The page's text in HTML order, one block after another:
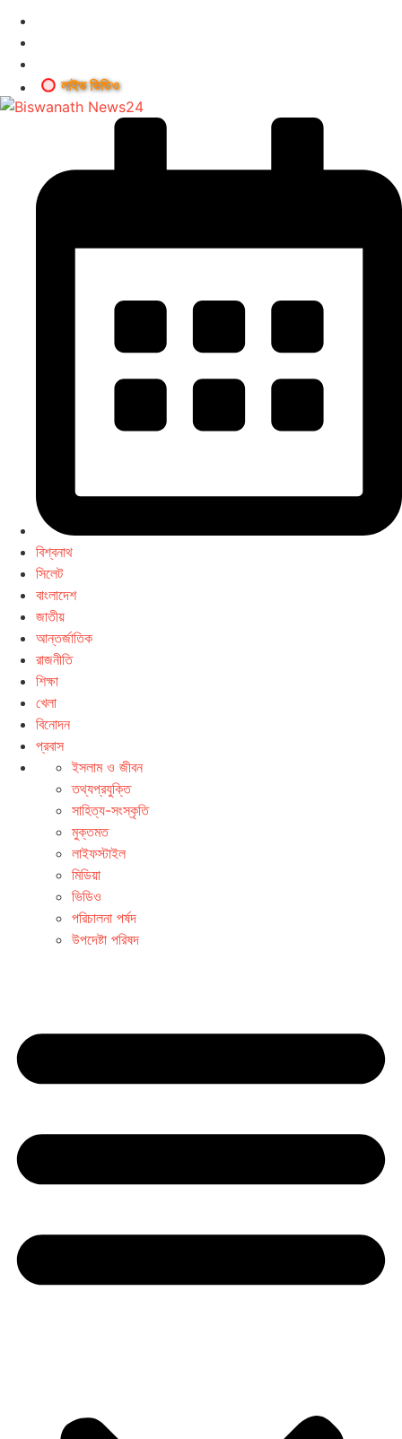
লাইভ ভিডিও
বিশ্বনাথ
সিলেট
বাংলাদেশ
জাতীয়
আন্তর্জাতিক
রাজনীতি
শিক্ষা
খেলা
বিনোদন
প্রবাস
ইসলাম ও জীবন
তথ্যপ্রযুক্তি
সাহিত্য-সংস্কৃতি
মুক্তমত
লাইফস্টাইল
মিডিয়া
ভিডিও
পরিচালনা পর্ষদ
উপদেষ্টা পরিষদ